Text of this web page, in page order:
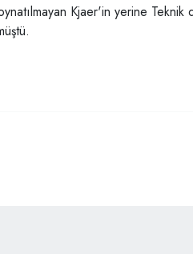
Kjaer'in yerine